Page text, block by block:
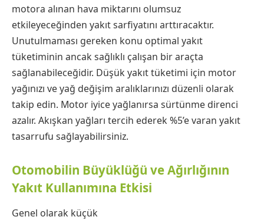
motora alınan hava miktarını olumsuz
etkileyeceğinden yakıt sarfiyatını arttıracaktır.
Unutulmaması gereken konu optimal yakıt
tüketiminin ancak sağlıklı çalışan bir araçta
sağlanabileceğidir. Düşük yakıt tüketimi için motor
yağınızı ve yağ değişim aralıklarınızı düzenli olarak
takip edin. Motor iyice yağlanırsa sürtünme direnci
azalır. Akışkan yağları tercih ederek %5’e varan yakıt
tasarrufu sağlayabilirsiniz.
Otomobilin Büyüklüğü ve Ağırlığının
Yakıt Kullanımına Etkisi
Genel olarak küçük